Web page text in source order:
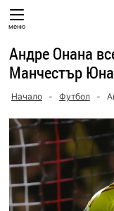
Skip
toменю
Андре Онана
Манчестър
Начало - Футбол -